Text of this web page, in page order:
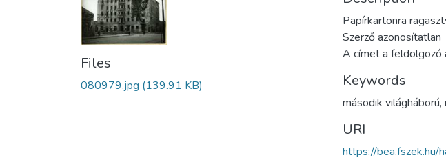
Files
080979.jpg (139.91 KB)
Papírkartonra
Szerző azonosítatlan
A címet a feldolgozó
Keywords
második világháború,
URI
https://